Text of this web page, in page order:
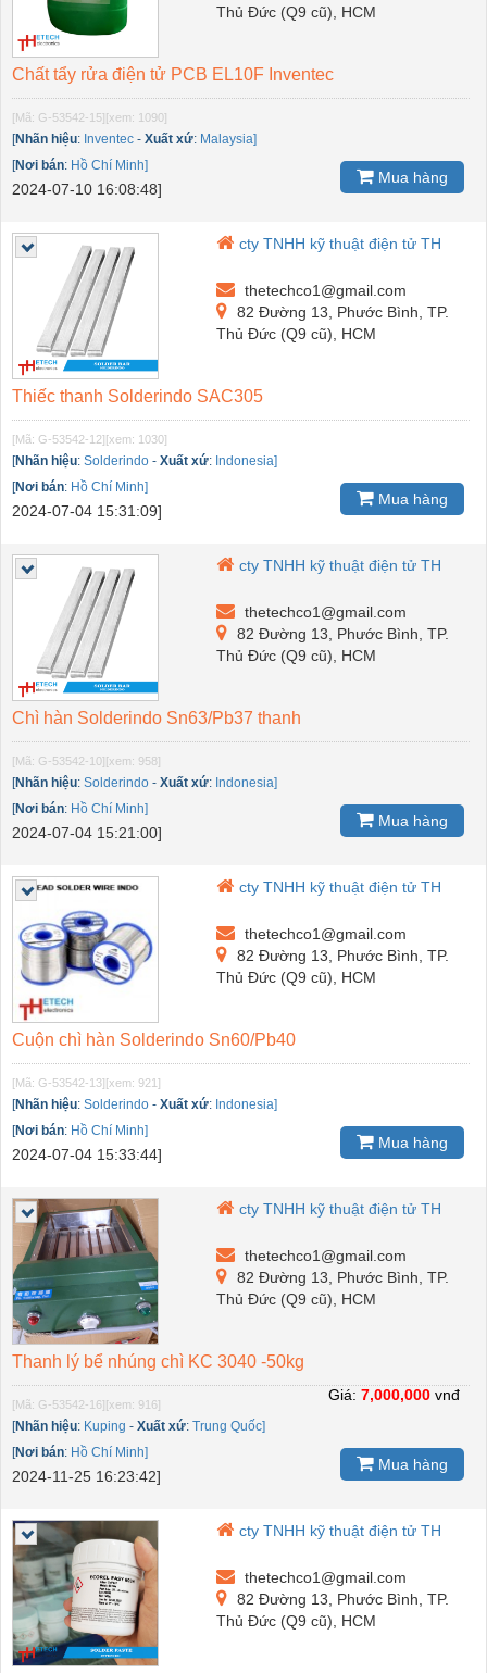
Thủ Đức (Q9 cũ), HCM
Chất tẩy rửa điện tử PCB EL10F Inventec
[Mã: G-53542-15] [xem: 1090]
[Nhãn hiệu: Inventec - Xuất xứ: Malaysia]
[Nơi bán: Hồ Chí Minh]
2024-07-10 16:08:48]
Mua hàng
cty TNHH kỹ thuật điện tử TH
thetechco1@gmail.com
82 Đường 13, Phước Bình, TP.
Thủ Đức (Q9 cũ), HCM
Thiếc thanh Solderindo SAC305
[Mã: G-53542-12] [xem: 1030]
[Nhãn hiệu: Solderindo - Xuất xứ: Indonesia]
[Nơi bán: Hồ Chí Minh]
2024-07-04 15:31:09]
Mua hàng
cty TNHH kỹ thuật điện tử TH
thetechco1@gmail.com
82 Đường 13, Phước Bình, TP.
Thủ Đức (Q9 cũ), HCM
Chì hàn Solderindo Sn63/Pb37 thanh
[Mã: G-53542-10] [xem: 958]
[Nhãn hiệu: Solderindo - Xuất xứ: Indonesia]
[Nơi bán: Hồ Chí Minh]
2024-07-04 15:21:00]
Mua hàng
cty TNHH kỹ thuật điện tử TH
thetechco1@gmail.com
82 Đường 13, Phước Bình, TP.
Thủ Đức (Q9 cũ), HCM
Cuộn chì hàn Solderindo Sn60/Pb40
[Mã: G-53542-13] [xem: 921]
[Nhãn hiệu: Solderindo - Xuất xứ: Indonesia]
[Nơi bán: Hồ Chí Minh]
2024-07-04 15:33:44]
Mua hàng
cty TNHH kỹ thuật điện tử TH
thetechco1@gmail.com
82 Đường 13, Phước Bình, TP.
Thủ Đức (Q9 cũ), HCM
Thanh lý bể nhúng chì KC 3040 -50kg
[Mã: G-53542-16] [xem: 916]
[Nhãn hiệu: Kuping - Xuất xứ: Trung Quốc]
[Nơi bán: Hồ Chí Minh]
2024-11-25 16:23:42]
Giá: 7,000,000 vnđ
Mua hàng
cty TNHH kỹ thuật điện tử TH
thetechco1@gmail.com
82 Đường 13, Phước Bình, TP.
Thủ Đức (Q9 cũ), HCM